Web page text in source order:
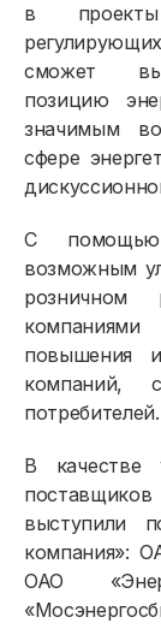
в проекты
сможет
позицию
значимым
сфере
С помощью
возможным
розничном
повышения
компаний,
потребителей.
В качестве
выступили
компания»:
ОАО
Договор
Расчёты и
Должникам
Онлайн-
Полезное